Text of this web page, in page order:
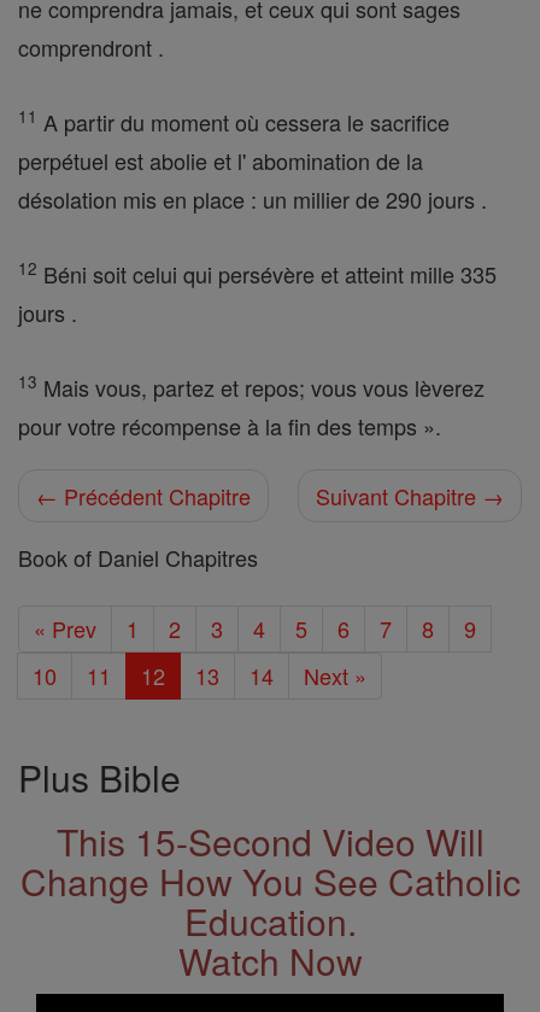
ne comprendra jamais, et ceux qui sont sages
comprendront .
11 A partir du moment où cessera le sacrifice
perpétuel est abolie et l' abomination de la
désolation mis en place : un millier de 290 jours .
12 Béni soit celui qui persévère et atteint mille 335
jours .
13 Mais vous, partez et repos; vous vous lèverez
pour votre récompense à la fin des temps ».
← Précédent Chapitre
Suivant Chapitre →
Book of Daniel Chapitres
« Prev 1 2 3 4 5 6 7 8
9
10
11 12 13 14 Next »
Plus Bible
This 15-Second Video Will
Change How You See Catholic
Education.
Watch Now